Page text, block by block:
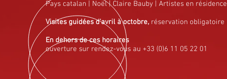
Pays catalan
Noël|Claire Bauby Artistes en résidence
Visites guidéesd'avril à octobre, réservation obligatoire
En dehors de ces horaires
ouverture sur rendez-vous au +33 (0)6 11 05 22 01